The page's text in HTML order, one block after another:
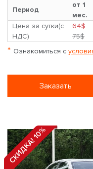
Период
от 1
мес.
Цена за сутки(с
НДС)
64$
75$
* Ознакомиться с
Заказать
СКИДКА! 10%